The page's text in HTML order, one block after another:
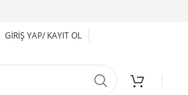
GIRIŞ YAP/ KAYIT OL